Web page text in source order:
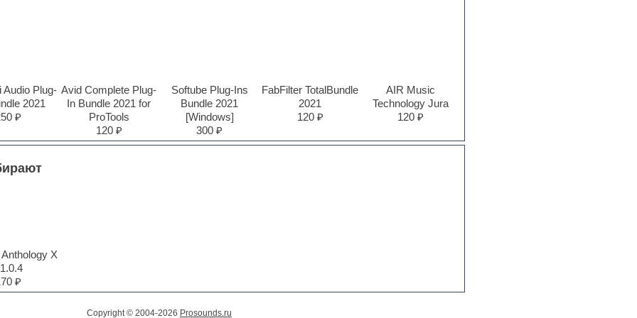
Audio Plug-
2021
₽
Avid Complete Plug-
In Bundle 2021 for
ProTools
120 ₽
Softube Plug-Ins
Bundle 2021
[Windows]
300 ₽
FabFilter TotalBundle
2021
120 ₽
AIR Music
Technology Jura
120 ₽
X
₽
Copyright © 2004-2026 Prosounds.ru